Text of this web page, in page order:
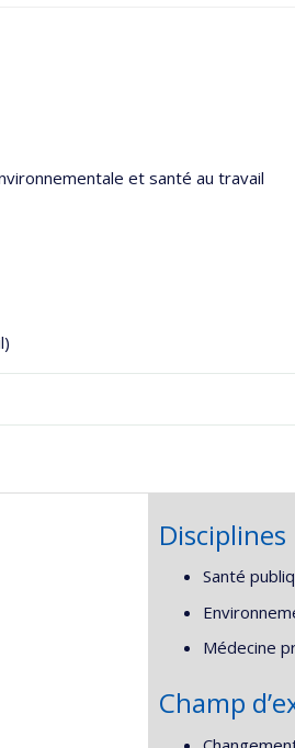
et santé au travail
Disciplines
Santé
Médecine
Champ